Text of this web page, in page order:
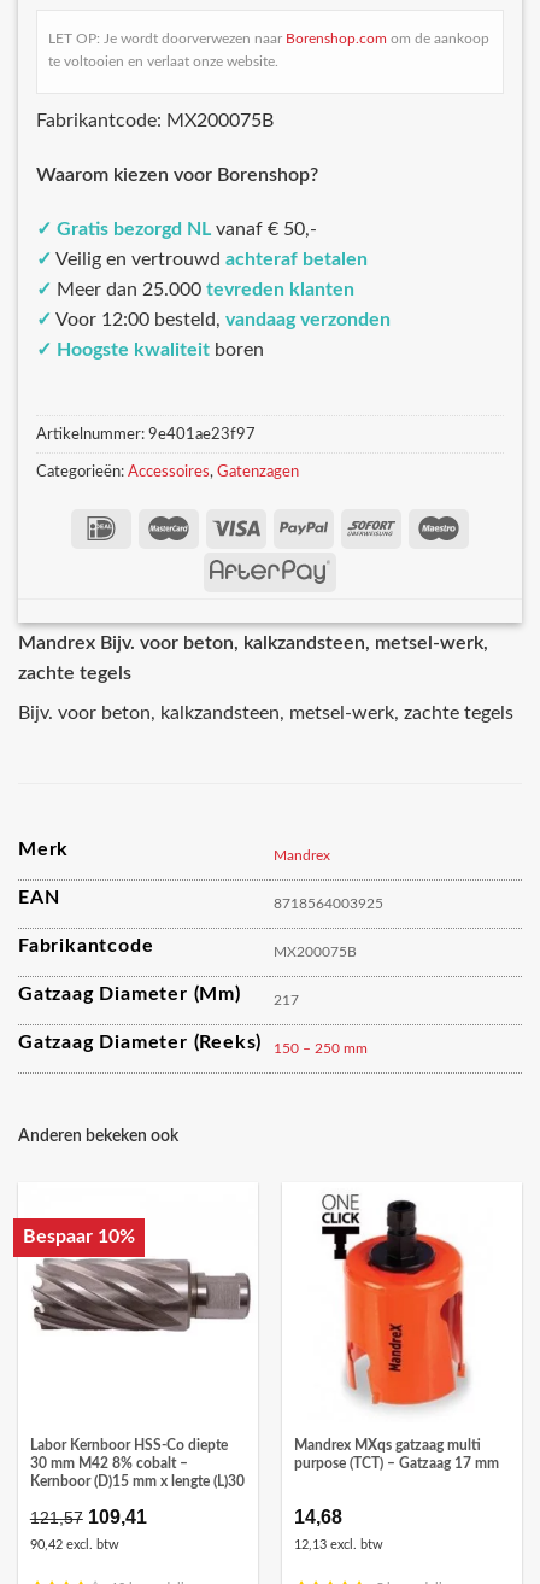
LET OP: Je wordt doorverwezen naar Borenshop.com om de aankoop
te voltooien en verlaat onze website.
Fabrikantcode: MX200075B
Waarom kiezen voor Borenshop?
✓ Gratis bezorgd NL vanaf € 50,-
✓ Veilig en vertrouwd achteraf betalen
✓ Meer dan 25.000 tevreden klanten
✓ Voor 12:00 besteld, vandaag verzonden
✓ Hoogste kwaliteit boren
Artikelnummer: 9e401ae23f97
Categorieën: Accessoires, Gatenzagen
Mandrex Bijv. voor beton, kalkzandsteen, metsel-werk,
zachte tegels
Bijv. voor beton, kalkzandsteen, metsel-werk, zachte tegels
Merk Mandrex
EAN 8718564003925
Fabrikantcode MX200075B
Gatzaag Diameter (mm) 217
Gatzaag Diameter (reeks) 150 – 250 mm
Anderen bekeken ook
Bespaar 10%
Labor Kernboor HSS-Co diepte
30 mm M42 8% cobalt –
Kernboor (D)15 mm x lengte (L)30
121,57 Oorspronkelijke
prijs
was:
109,41
90,42 excl. btw
Mandrex MXqs gatzaag multi
purpose (TCT) – Gatzaag 17 mm
14,68
12,13 excl. btw